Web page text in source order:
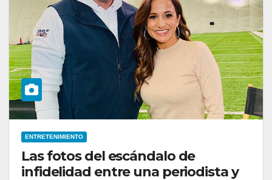
ENTRETENIMIENTO
Las fotos del escándalo de
infidelidad entre una periodista y